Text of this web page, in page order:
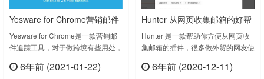
Yesware for Chrome营销邮件
追踪工具
Yesware for Chrome是一款营销邮
件追踪工具，对于做跨境有些用处，
one toolkit for sales professionals.
6年前 (2021-01-22)
Hunter 从网页收集邮箱的好帮
手
Hunter 是一款帮助你方便从网页收
集邮箱的插件，很多做外贸的网友使
anywhere on the web, with just one
6年前 (2020-12-11)